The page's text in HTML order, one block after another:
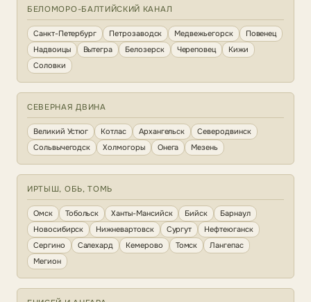
БЕЛОМОРО-БАЛТИЙСКИЙ КАНАЛ
Санкт-Петербург Петрозаводск Медвежьегорск
Повенец
Надвоицы
Вытегра Белозерск Череповец
Кижи
Соловки
СЕВЕРНАЯ ДВИНА
Великий Устюг Котлас Архангельск
Северодвинск
Сольвычегодск
Холмогоры Онега Мезень
ИРТЫШ, ОБЬ, ТОМЬ
Омск Тобольск Ханты-Мансийск Бийск
Барнаул
Новосибирск
Нижневартовск Сургут
Нефтеюганск
Сергино
Салехард Кемерово Томск
Лангепас
Мегион